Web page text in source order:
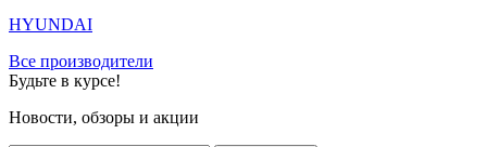
HYUNDAI
Все производители
Будьте в курсе!
Новости, обзоры и акции